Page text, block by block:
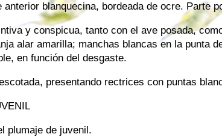
anterior blanquecina, bordeada de ocre. Parte
y conspicua, tanto con el ave posada,
alar amarilla; manchas blancas en la punta
en función del desgaste.
presentando rectrices con puntas
plumaje de juvenil.